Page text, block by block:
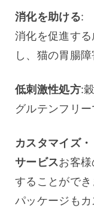
消化を助ける:
消化を促進す
し、猫の胃腸
低刺激性処方:
グルテンフリー
カスタマイズ・
サービスお客
することができ
パッケージもカ